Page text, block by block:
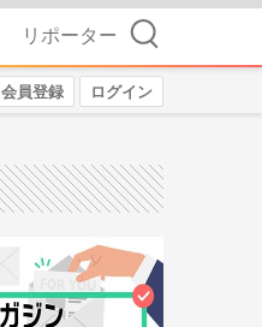
リポーター 検索
会員登録 ログイン